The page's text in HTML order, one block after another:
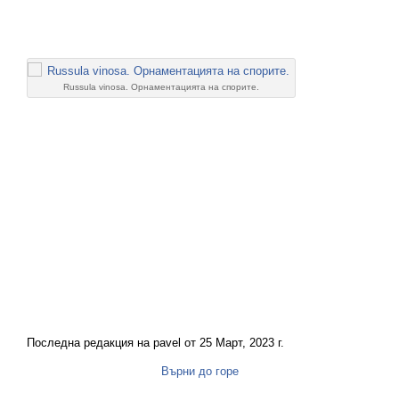
Russula vinosa. Орнаментацията на спорите.
Последна редакция на pavel от 25 Март, 2023 г.
Върни до горе